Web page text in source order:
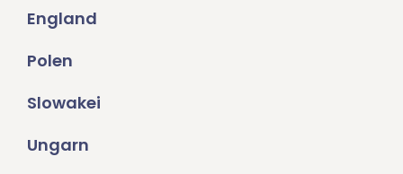
England
Polen
Slowakei
Ungarn